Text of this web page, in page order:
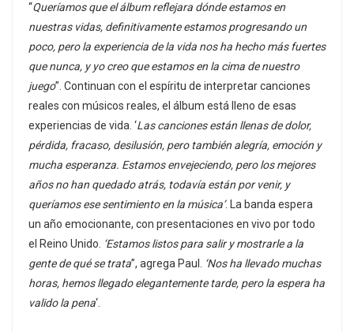
“Queríamos que el álbum reflejara dónde estamos en
nuestras vidas, definitivamente estamos progresando un
poco, pero la experiencia de la vida nos ha hecho más fuertes
que nunca, y yo creo que estamos en la cima de nuestro
juego”. Continuan con el espíritu de interpretar canciones
reales con músicos reales, el álbum está lleno de esas
experiencias de vida. ‘Las canciones están llenas de dolor,
pérdida, fracaso, desilusión, pero también alegría, emoción y
mucha esperanza. Estamos envejeciendo, pero los mejores
años no han quedado atrás, todavía están por venir, y
queríamos ese sentimiento en la música’. La banda espera
un año emocionante, con presentaciones en vivo por todo
el Reino Unido. ‘Estamos listos para salir y mostrarle a la
gente de qué se trata”, agrega Paul.
‘Nos ha llevado muchas
horas, hemos llegado elegantemente tarde, pero la espera ha
valido la pena‘.